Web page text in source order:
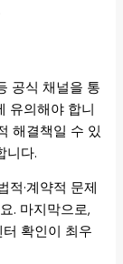
공식 채널을 통
유의해야 합니
해결책일 수 있
니다.
·계약적 문제
. 마지막으로,
확인이 최우